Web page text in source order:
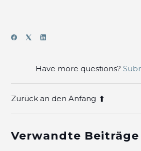
Have more questions?
Zurück an den Anfang
Verwandte Beiträge